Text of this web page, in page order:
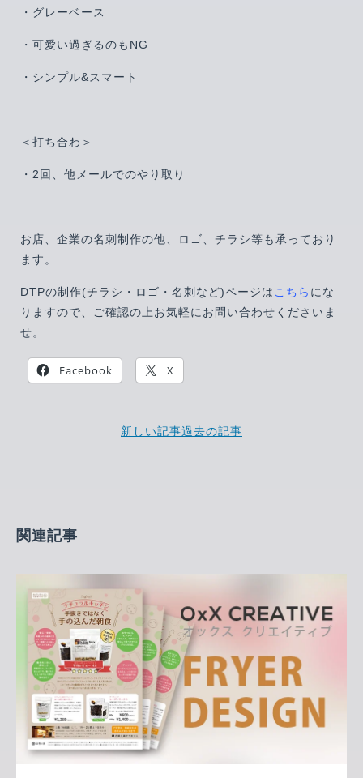
・グレーベース
・可愛い過ぎるのもNG
・シンプル&スマート
＜打ち合わ＞
・2回、他メールでのやり取り
お店、企業の名刺制作の他、ロゴ、チラシ等も承っており
ます。
DTPの制作(チラシ・ロゴ・名刺など)ページはこちら にな
りますので、ご確認の上お気軽にお問い合わせくださいま
せ。
Facebook X
新しい記事過去の記事
関連記事